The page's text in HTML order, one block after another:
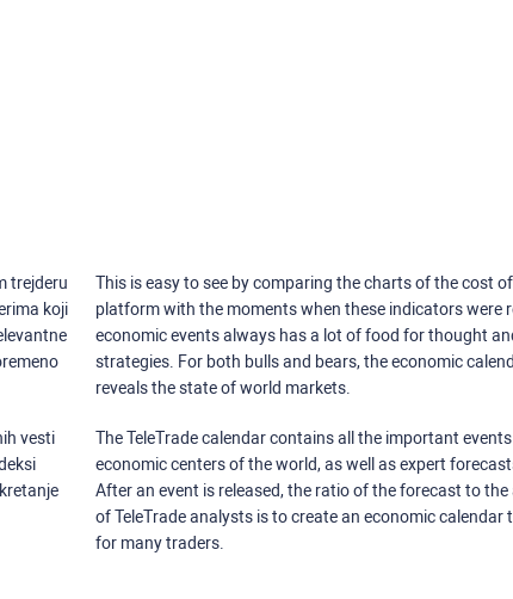
trejderu
koji
vesti
This is easy to see by comparing the charts of the cost
platform with the moments when these indicators were
economic events always has a lot of food for thought
strategies. For both bulls and bears, the economic
reveals the state of world markets.
The TeleTrade calendar contains all the important
economic centers of the world, as well as expert
After an event is released, the ratio of the forecast to
of TeleTrade analysts is to create an economic
for many traders.